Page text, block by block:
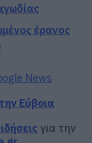
έρανος
News
Εύβοια
για την